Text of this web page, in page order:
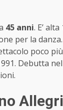
45 anni. E’
per la
poco
Debutta